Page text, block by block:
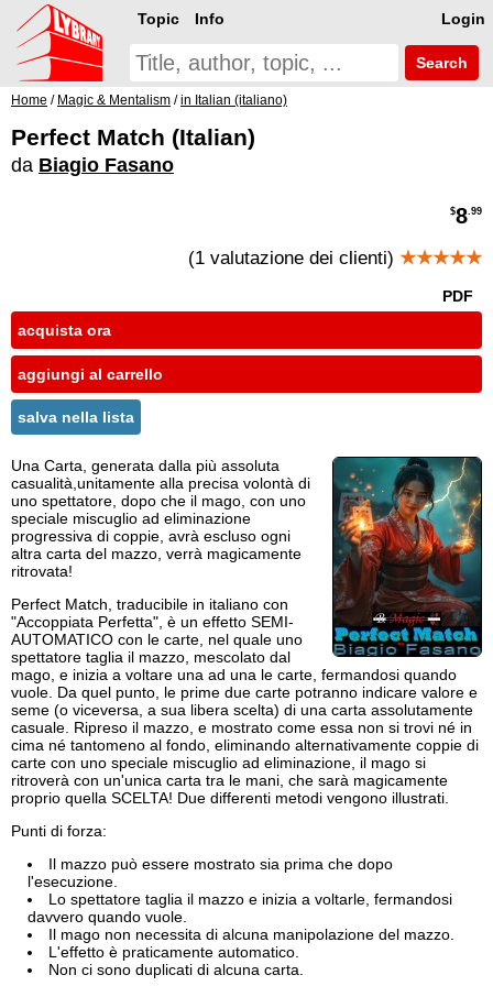
Login
Topic Info
Search
Home / Magic & Mentalism /in Italian (italiano)
Perfect Match (Italian)
da Biagio Fasano
$8.99
(1 valutazione dei clienti) ★★★★★
PDF
acquista ora
aggiungi al carrello
salva nella lista
Una Carta, generata dalla più assoluta
casualità,unitamente alla precisa volontà di
uno spettatore, dopo che il mago, con uno
speciale miscuglio ad eliminazione
progressiva di coppie, avrà escluso ogni
altra carta del mazzo, verrà magicamente
ritrovata!
Perfect Match, traducibile in italiano con
"Accoppiata Perfetta", è un effetto SEMI-
AUTOMATICO con le carte, nel quale uno
spettatore taglia il mazzo, mescolato dal
mago, e inizia a voltare una ad una le carte, fermandosi quando
vuole. Da quel punto, le prime due carte potranno indicare valore e
seme (o viceversa, a sua libera scelta) di una carta assolutamente
casuale. Ripreso il mazzo, e mostrato come essa non si trovi né in
cima né tantomeno al fondo, eliminando alternativamente coppie di
carte con uno speciale miscuglio ad eliminazione, il mago si
ritroverà con un'unica carta tra le mani, che sarà magicamente
proprio quella SCELTA! Due differenti metodi vengono illustrati.
Punti di forza:
Il mazzo può essere mostrato sia prima che dopo
l'esecuzione.
Lo spettatore taglia il mazzo e inizia a voltarle, fermandosi
davvero quando vuole.
Il mago non necessita di alcuna manipolazione del mazzo.
L'effetto è praticamente automatico.
Non ci sono duplicati di alcuna carta.